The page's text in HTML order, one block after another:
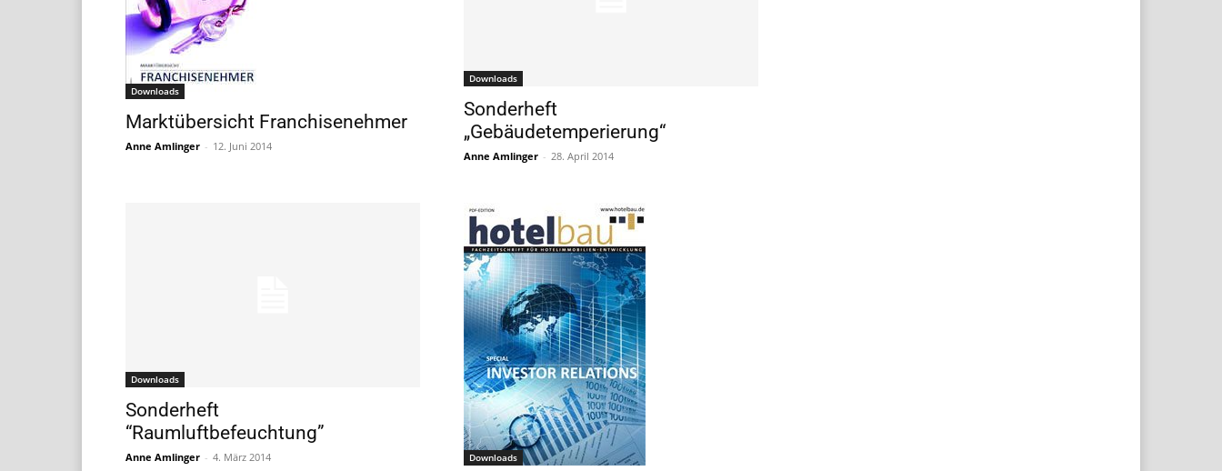
Downloads
Marktübersicht Franchisenehmer
Anne Amlinger - 12. Juni 2014
Downloads
Sonderheft
„Gebäudetemperierung“
Anne Amlinger - 28. April 2014
Downloads
Sonderheft
“Raumluftbefeuchtung”
Anne Amlinger - 4. März 2014 Downloads